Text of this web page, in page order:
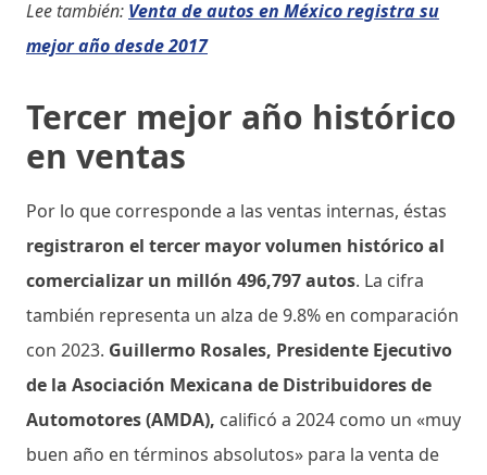
Lee también: Venta de autos en México registra su
mejor año desde 2017
Tercer mejor año histórico
en ventas
Por lo que corresponde a las ventas internas, éstas
registraron el tercer mayor volumen histórico al
comercializar un millón 496,797 autos. La cifra
también representa un alza de 9.8% en comparación
con 2023. Guillermo Rosales, Presidente Ejecutivo
de la Asociación Mexicana de Distribuidores de
Automotores (AMDA), calificó a 2024 como un «muy
buen año en términos absolutos» para la venta de